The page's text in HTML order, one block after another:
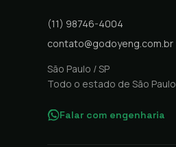
(11) 98746-4004
contato@godoyeng.com.br
São Paulo / SP
Todo o estado de São Paulo
Falar com engenharia